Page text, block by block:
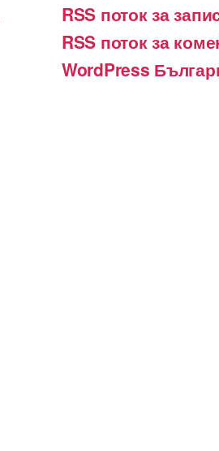
RSS поток за
RSS поток за
WordPress